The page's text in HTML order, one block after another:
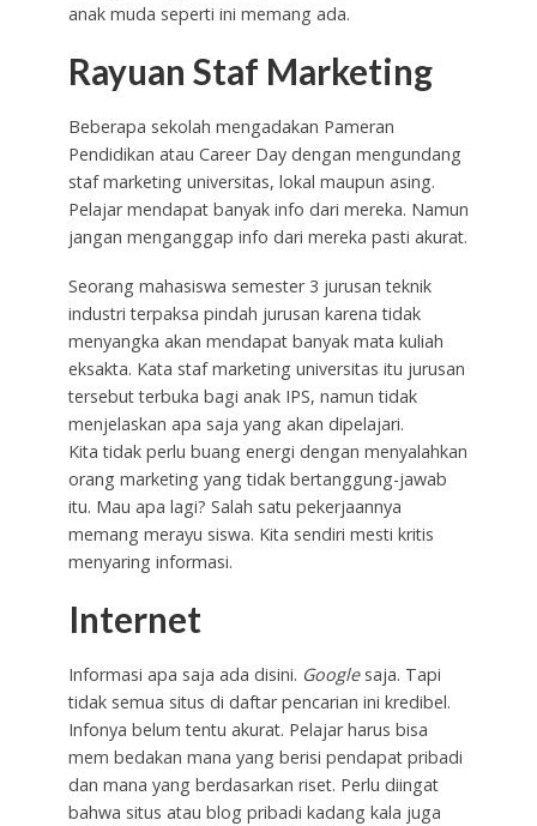
anak muda seperti ini memang ada.
Rayuan Staf Marketing
Beberapa sekolah mengadakan Pameran
Pendidikan atau Career Day dengan mengundang
staf marketing universitas, lokal maupun asing.
Pelajar mendapat banyak info dari mereka. Namun
jangan menganggap info dari mereka pasti akurat.
Seorang mahasiswa semester 3 jurusan teknik
industri terpaksa pindah jurusan karena tidak
menyangka akan mendapat banyak mata kuliah
eksakta. Kata staf marketing universitas itu jurusan
tersebut terbuka bagi anak IPS, namun tidak
menjelaskan apa saja yang akan dipelajari.
Kita tidak perlu buang energi dengan menyalahkan
orang marketing yang tidak bertanggung-jawab
itu. Mau apa lagi? Salah satu pekerjaannya
memang merayu siswa. Kita sendiri mesti kritis
menyaring informasi.
Internet
Informasi apa saja ada disini. Googlesaja. Tapi
tidak semua situs di daftar pencarian ini kredibel.
Infonya belum tentu akurat. Pelajar harus bisa
mem bedakan mana yang berisi pendapat pribadi
dan mana yang berdasarkan riset. Perlu diingat
bahwa situs atau blog pribadi kadang kala juga